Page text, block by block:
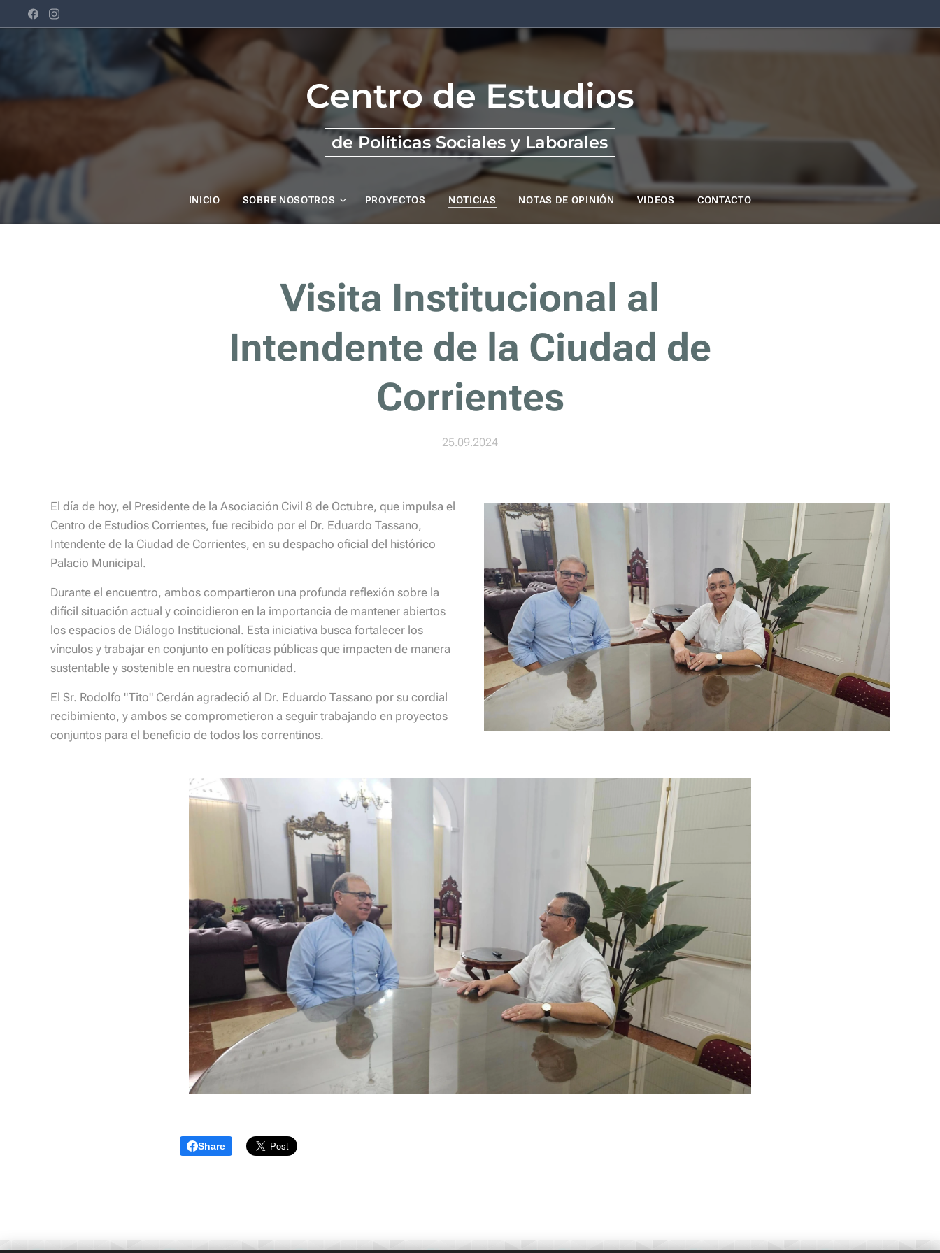
Centro de Estudios
de Políticas Sociales y Laborales
INICIO SOBRE NOSOTROS PROYECTOS NOTICIAS NOTAS DE OPINIÓN VIDEOS CONTACTO
Visita Institucional al
Intendente de la Ciudad de
Corrientes
25.09.2024
El día de hoy, el Presidente de la Asociación Civil 8 de Octubre, que impulsa el
Centro de Estudios Corrientes, fue recibido por el Dr. Eduardo Tassano,
Intendente de la Ciudad de Corrientes, en su despacho oficial del histórico
Palacio Municipal.
Durante el encuentro, ambos compartieron una profunda reflexión sobre la
difícil situación actual y coincidieron en la importancia de mantener abiertos
los espacios de Diálogo Institucional. Esta iniciativa busca fortalecer los
vínculos y trabajar en conjunto en políticas públicas que impacten de manera
sustentable y sostenible en nuestra comunidad.
El Sr. Rodolfo "Tito" Cerdán agradeció al Dr. Eduardo Tassano por su cordial
recibimiento, y ambos se comprometieron a seguir trabajando en proyectos
conjuntos para el beneficio de todos los correntinos.
Share